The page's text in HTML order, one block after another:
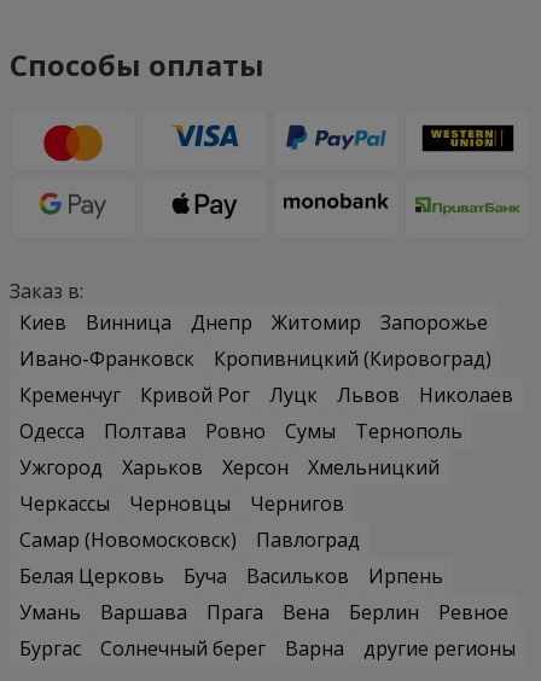
Способы оплаты
Заказ в:
Киев
Винница Днепр Житомир
Запорожье
Ивано-Франковск
Кропивницкий (Кировоград)
Кременчуг
Кривой Рог Луцк Львов
Николаев
Одесса
Полтава Ровно Сумы
Тернополь
Ужгород
Харьков Херсон
Хмельницкий
Черкассы
Черновцы
Чернигов
Самар (Новомосковск)
Павлоград
Белая Церковь
Буча Васильков
Ирпень
Умань
Варшава Прага Вена Берлин
Ревное
Бургас
Солнечный берег Варна
другие регионы